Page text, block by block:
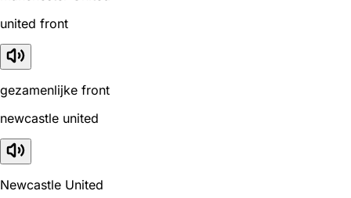
united front
gezamenlijke front
newcastle united
Newcastle United